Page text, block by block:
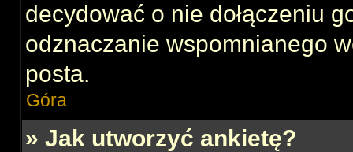
decydować o nie dołączeniu
odznaczanie wspomnianego
posta.
Góra
» Jak utworzyć ankietę?